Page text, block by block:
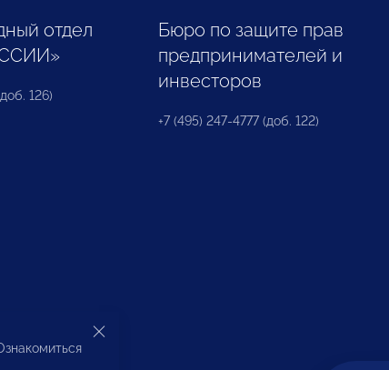
отдел
126)
Бюро по защите прав
предпринимателей и
инвесторов
+7 (495) 247-4777 (доб. 122)